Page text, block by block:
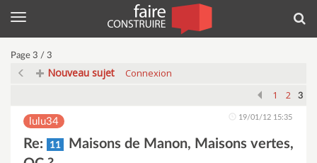
Menu
Page 3 / 3
Nouveau sujet
Connexion
1
2 3
lulu34 19/01/12 15:35
Re: 11
Maisons de Manon, Maisons vertes,